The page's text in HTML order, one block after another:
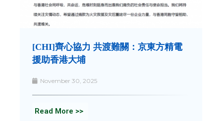
[CHI]齊心協力 共渡難關：京東方精電
援助香港大埔
November 30, 2025
Read More >>